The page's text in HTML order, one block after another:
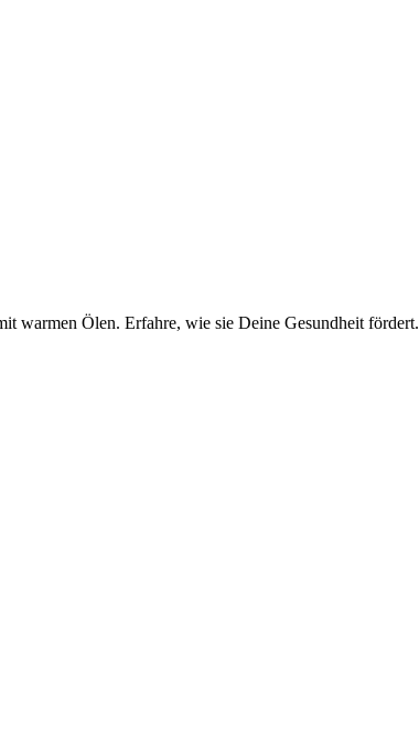
warmen Ölen. Erfahre, wie sie Deine Gesundheit fördert.